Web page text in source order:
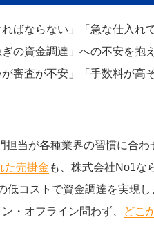
ればならない」「急な仕入
の資金調達」への不安を抱
が審査が不安」「手数料が
担当が各種業界の習慣に合
た売掛金 も、株式会社No1な
低コストで資金調達を実現し
・オフライン問わず、
どこ